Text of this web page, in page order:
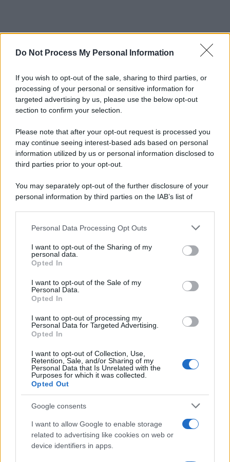
Do Not Process My Personal Information
If you wish to opt-out of the sale, sharing to third parties, or
processing of your personal or sensitive information for
targeted advertising by us, please use the below opt-out
section to confirm your selection.
Please note that after your opt-out request is processed you
may continue seeing interest-based ads based on personal
information utilized by us or personal information disclosed to
third parties prior to your opt-out.
You may separately opt-out of the further disclosure of your
personal information by third parties on the IAB’s list of
This information may also be disclosed by us to third parties
disclose it to other third parties.
Please note that this website/app uses one or more Google
services and may gather and store information including but
not limited to your visit or usage behaviour. You may click to
grant or deny consent to Google and its third-party tags to
consent section.
Personal Data Processing Opt Outs
I want to opt-out of the Sharing of my
personal data.
Opted In
I want to opt-out of the Sale of my
Personal Data.
Opted In
I want to opt-out of processing my
Personal Data for Targeted Advertising.
Opted In
I want to opt-out of Collection, Use,
Retention, Sale, and/or Sharing of my
Personal Data that Is Unrelated with the
Purposes for which it was collected.
Opted Out
Google consents
I want to allow Google to enable storage
related to advertising like cookies on web or
device identifiers in apps.